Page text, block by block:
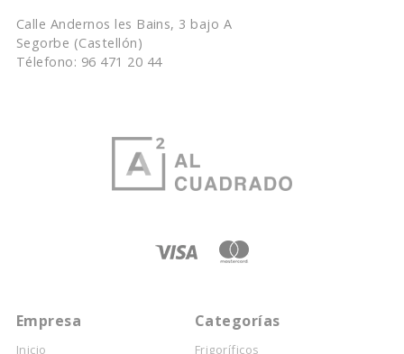
Calle Andernos les Bains, 3 bajo A
Segorbe (Castellón)
Télefono: 96 471 20 44
Empresa
Inicio
Categorías
Frigoríficos